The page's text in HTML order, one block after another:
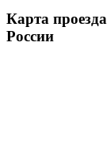
Карта
России